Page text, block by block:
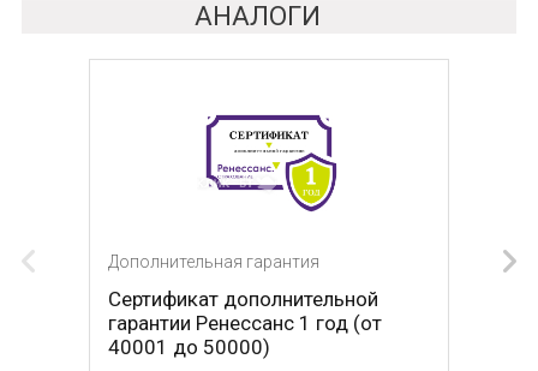
АНАЛОГИ
Дополнительная гарантия
Сертификат дополнительной
гарантии Ренессанс 1 год (от
40001 до 50000)